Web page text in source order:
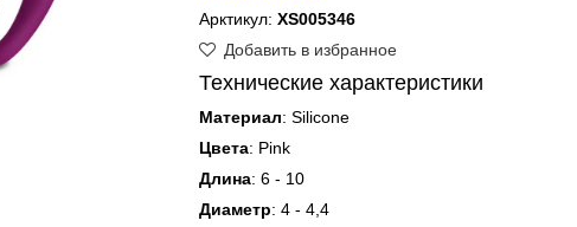
Арктикул: XS005346
Добавить в избранное
Технические характеристики
Материал: Silicone
Цвета: Pink
Длина: 6 - 10
Диаметр: 4 - 4,4